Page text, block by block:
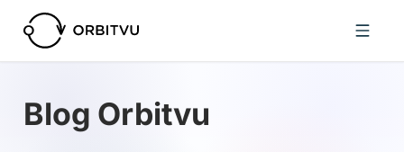
Blog Orbitvu